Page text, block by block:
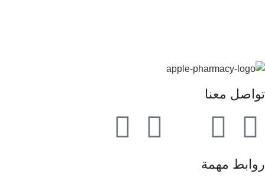
تواصل معنا
روابط مهمة